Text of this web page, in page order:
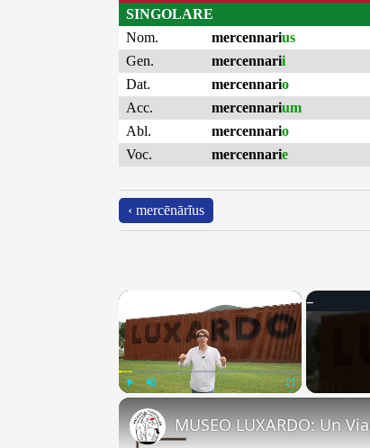
SINGOLARE
Nom.
mercennarius
Gen.
mercennarii
Dat.
mercennario
Acc.
mercennarium
Abl.
mercennario
Voc.
mercennarie
‹ mercēnārĭus
×
MUSEO LUXARDO: Un